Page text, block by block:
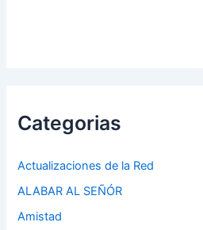
Categorias
Actualizaciones de la Red
ALABAR AL SEÑÓR
Amistad